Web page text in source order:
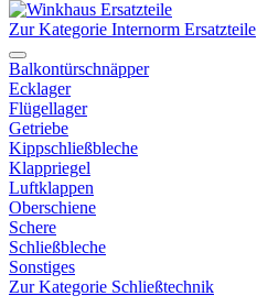
Zur Kategorie Internorm Ersatzteile
Balkontürschnäpper
Ecklager
Flügellager
Getriebe
Kippschließbleche
Klappriegel
Luftklappen
Oberschiene
Schere
Schließbleche
Sonstiges
Zur Kategorie Schließtechnik